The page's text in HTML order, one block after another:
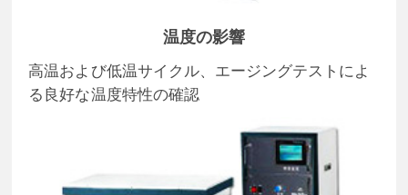
温度の影響
高温および低温サイクル、エージングテストによ
る良好な温度特性の確認